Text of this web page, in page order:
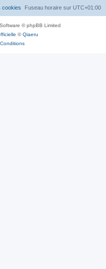
Fuseau horaire sur UTC+01:00
cookies
© phpBB Limited
©Qiaeru
Conditions